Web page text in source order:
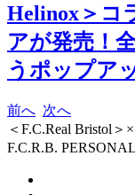
Helinox＞コ
アが発売！
うポップア
前へ 次へ
＜F.C.Real Bristol
F.C.R.B.